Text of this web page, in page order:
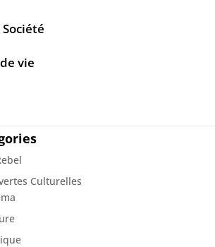
vie
Culturelles